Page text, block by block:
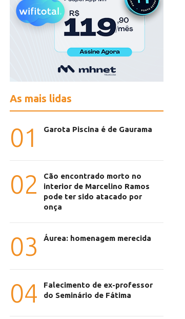
As mais lidas
01 Garota Piscina é de Gaurama
02
Cão encontrado morto no
interior de Marcelino Ramos
pode ter sido atacado por
onça
03 Áurea: homenagem merecida
04
Falecimento de ex-professor
do Seminário de Fátima